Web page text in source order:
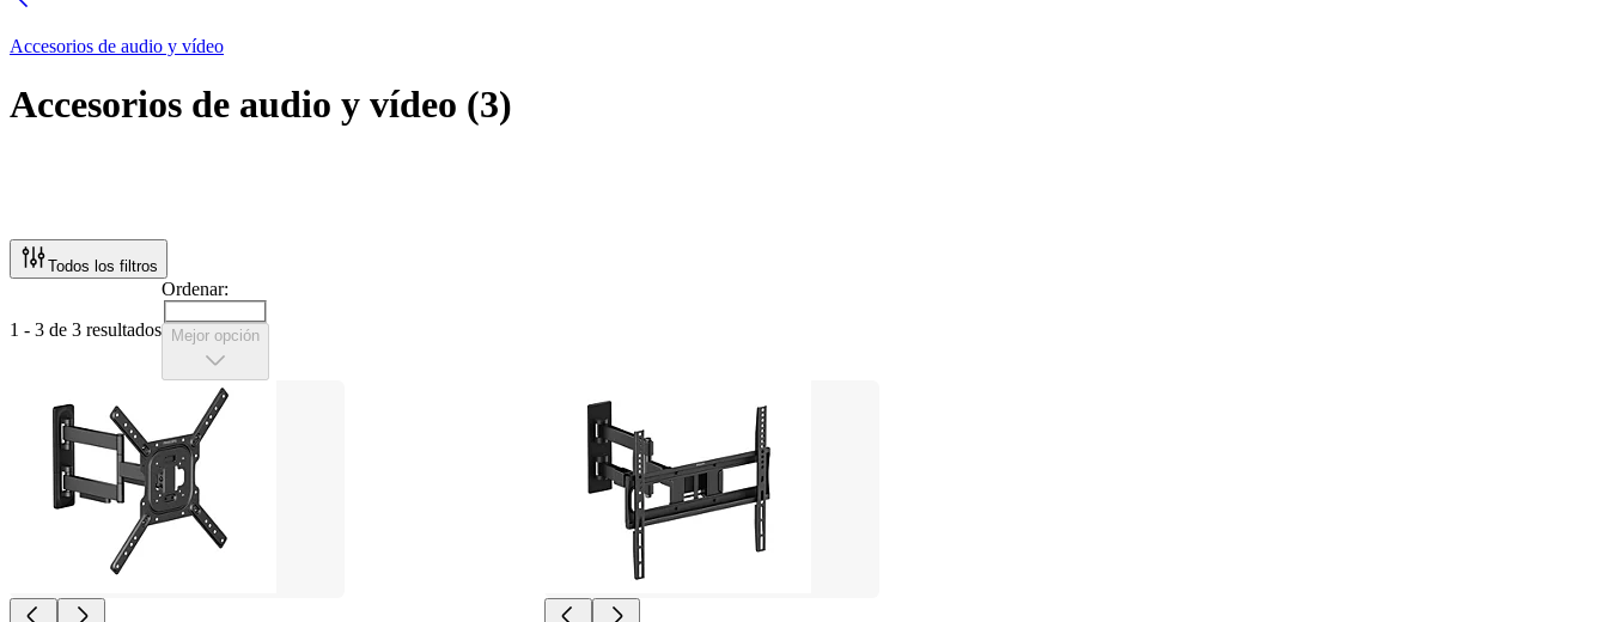
Accesorios de audio y vídeo
Accesorios de audio y vídeo (3)
Todos los filtros
1 - 3 de 3 resultados
Ordenar:
Mejor opción